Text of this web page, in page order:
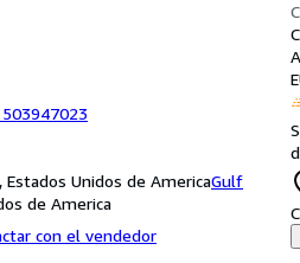
Estados Unidos de AmericaGulf
de America
con el vendedor